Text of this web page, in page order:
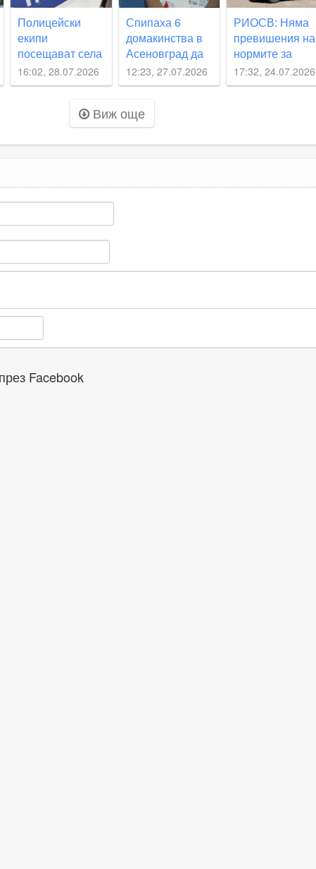
Полицейски
екипи
посещават села
в
Асеновградско,
Карловско,
“Родопи“ през
16:02, 28.07.2026
Спипаха 6
домакинства в
Асеновград да
крадат вода
12:23, 27.07.2026
РИОСВ: Няма
превишения на
нормите за
качество на
въздуха след
17:32, 24.07.2026
Виж още
Facebook